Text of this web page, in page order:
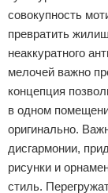
совокупность
превратить
неаккуратного
мелочей важно
концепция
в одном
оригинально.
дисгармонии,
рисунки и
стиль.